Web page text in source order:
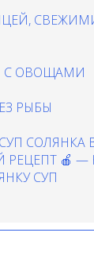
С ОВОЩАМИ
РЫБЫ
РЕЦЕПТ 🍎 —
СУП